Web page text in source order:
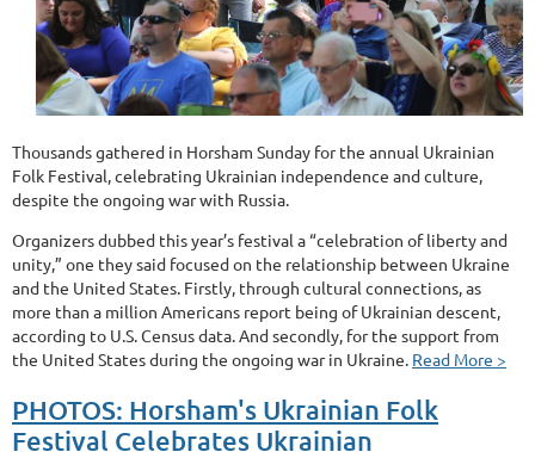
Thousands gathered in Horsham Sunday for the annual Ukrainian
Folk Festival, celebrating Ukrainian independence and culture,
despite the ongoing war with Russia.
Organizers dubbed this year’s festival a “celebration of liberty and
unity,” one they said focused on the relationship between Ukraine
and the United States. Firstly, through cultural connections, as
more than a million Americans report being of Ukrainian descent,
according to U.S. Census data. And secondly, for the support from
the United States during the ongoing war in Ukraine. Read More >
PHOTOS: Horsham's Ukrainian Folk
Festival Celebrates Ukrainian